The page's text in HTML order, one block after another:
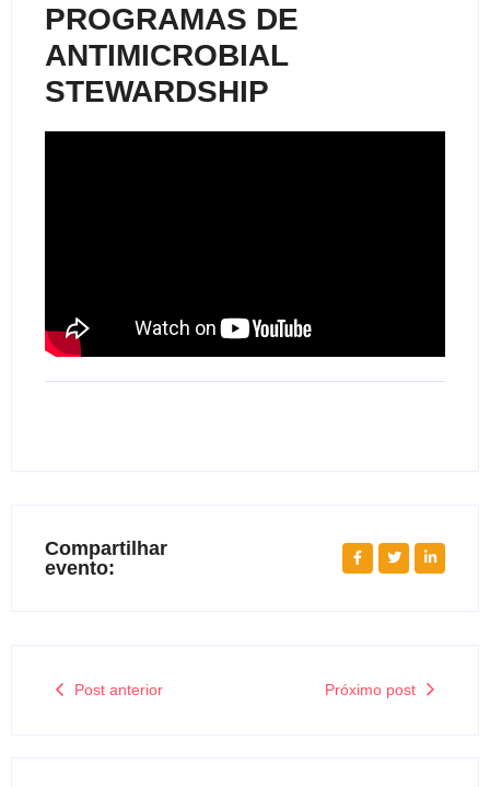
PROGRAMAS DE
ANTIMICROBIAL
STEWARDSHIP
Compartilhar
evento:
Post anterior Próximo post